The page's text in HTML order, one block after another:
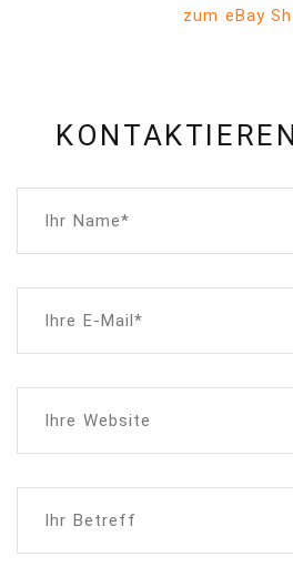
zum eBay
Ihr Name*
Ihre E-Mail*
Ihre Website
Ihr Betreff